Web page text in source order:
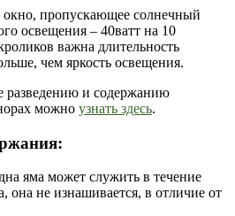
окно, пропускающее солнечный
освещения – 40ватт на 10
важна длительность
чем яркость освещения.
разведению и содержанию
можно узнать здесь.
яма может служить в течение
она не изнашивается, в отличие от